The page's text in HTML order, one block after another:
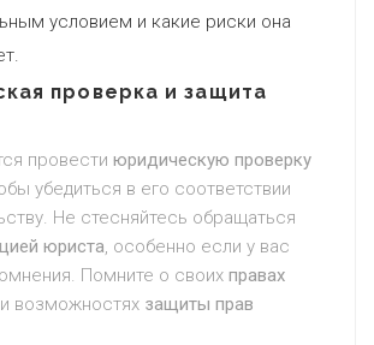
условием и какие риски она
проверка и защита
провести юридическую проверку
убедиться в его соответствии
Не стесняйтесь обращаться
юриста, особенно если у вас
Помните о своих правах
и возможностях защиты прав